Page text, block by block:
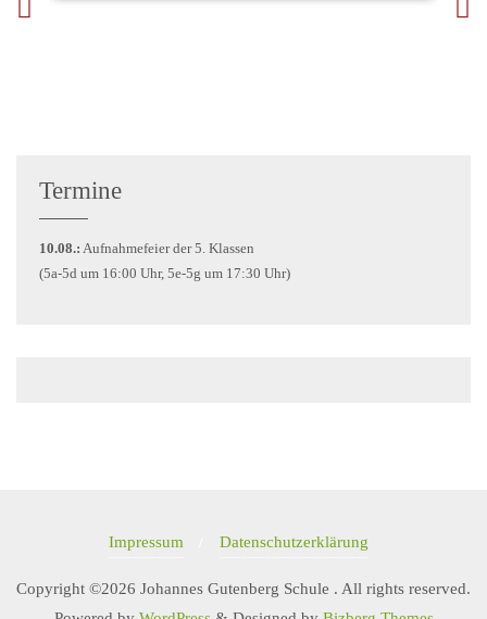
Termine
10.08.: Aufnahmefeier der 5. Klassen
(5a-5d um 16:00 Uhr, 5e-5g um 17:30 Uhr)
Impressum Datenschutzerklärung
Copyright ©2026 Johannes Gutenberg Schule . All rights reserved.